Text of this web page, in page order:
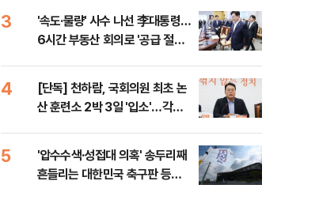
3
'속도·물량' 사수 나선 李대통령…
6시간 부동산 회의로 '공급 절벽'
4
[단독] 천하람, 국회의원 최초 논
산 훈련소 2박 3일 '입소'…각개
5
'압수수색·성접대 의혹' 송두리째
흔들리는 대한민국 축구판 등